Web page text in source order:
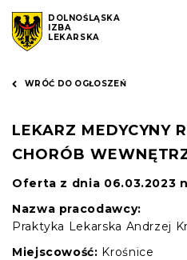
DOLNOŚLĄSKA
IZBA
LEKARSKA
WRÓĆ DO OGŁOSZEŃ
LEKARZ MEDYCYNY
CHORÓB
Oferta z dnia 06.03.2023
Nazwa pracodawcy:
Praktyka Lekarska Andrzej
Miejscowość: Krośnice